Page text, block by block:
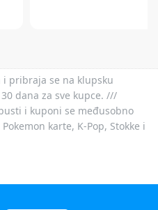
i pribraja se na klupsku
dana za sve kupce. ///
i kuponi se međusobno
karte, K-Pop, Stokke i